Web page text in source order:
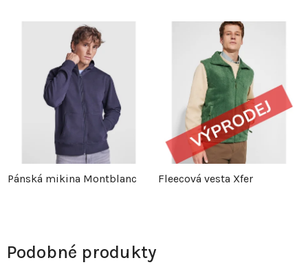
Pánská mikina Montblanc Fleecová vesta Xfer
Podobné produkty